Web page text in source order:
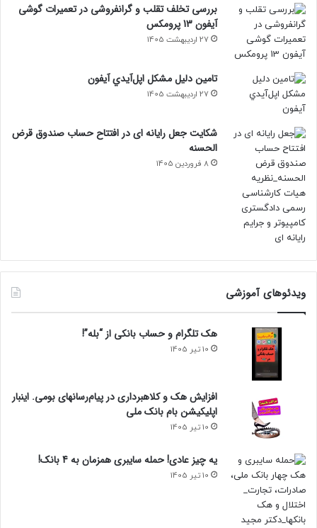
بررسی تخلف تقلب و گرانفروشی در تعمیرات گوشی
آیفون 13 پرومکس
27 اردیبهشت 1405
تامين دليل مشکل اپل‌آيدي آيفون
27 اردیبهشت 1405
شکایت جعل رایانه ای در افتتاح حساب صندوق قرض
الحسنه
8 فروردین 1405
ویدئوهای آموزشی
هک تلگرام و حساب بانکی از “بله”!
10 تیر 1405
افزایش هک و کلاهبرداری در پیام‌رسانهای بومی. اینبار
اپلیکیشن بام‌ بانک ملی
10 تیر 1405
یه چیز عادی! حمله سایبری همزمان به 4 بانک!
10 تیر 1405